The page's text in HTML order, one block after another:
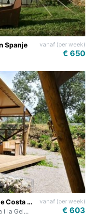
Spanje vanaf (per week)
€ 650
Safaritent met eigen sanitair aan de Costa Brava
Vilanova i la Geltrú
vanaf (per week)
€ 603